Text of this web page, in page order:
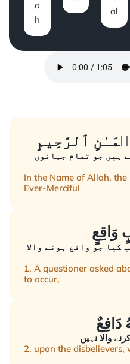
a
h
al
ٱلرَّحِيمِِ
ہیں جو تمام جہانوں
In the Name of Allah,
Ever-Merciful
کیا جو واقع ہونے والا
1. A questioner asked
to occur,
والا نہیں
2. upon the disbelievers,